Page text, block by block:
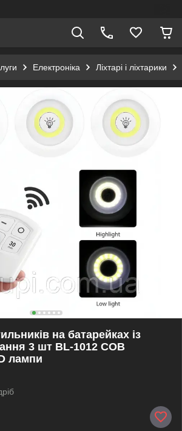
Електроніка Ліхтарі і ліхтарики
на батарейках із
3 шт BL-1012 COB
лампи